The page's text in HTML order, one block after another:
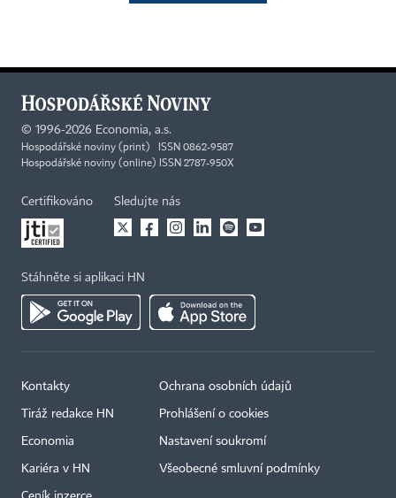
© 1996-2026 Economia, a.s.
Hospodářské noviny (print) ISSN 0862-9587
Hospodářské noviny (online) ISSN 2787-950X
Certifikováno Sledujte nás
Stáhněte si aplikaci HN
Kontakty
Tiráž redakce HN
Economia
Kariéra v HN
Ochrana osobních údajů
Prohlášení o cookies
Nastavení soukromí
Všeobecné smluvní podmínky